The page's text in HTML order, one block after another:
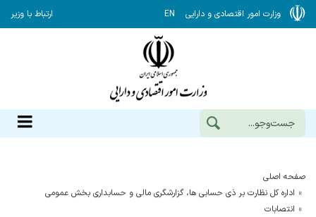
وزارت امور اقتصادی و دارایی EN ارتباط با وزیر
صفحه اصلی
اداره کل نظارت بر ذی حسابی ها، گزارشگری مالی و حسابداری بخش عمومی
انتصابات